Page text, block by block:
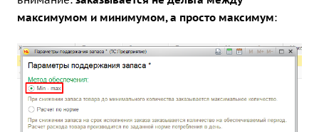
максимумом и минимумом, а просто максимум: